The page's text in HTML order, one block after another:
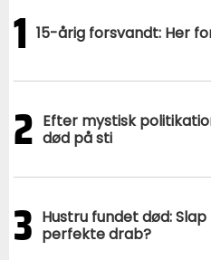
1 15-årig forsvandt: Her
2 Efter mystisk
død på sti
3 Hustru fundet død:
perfekte drab?